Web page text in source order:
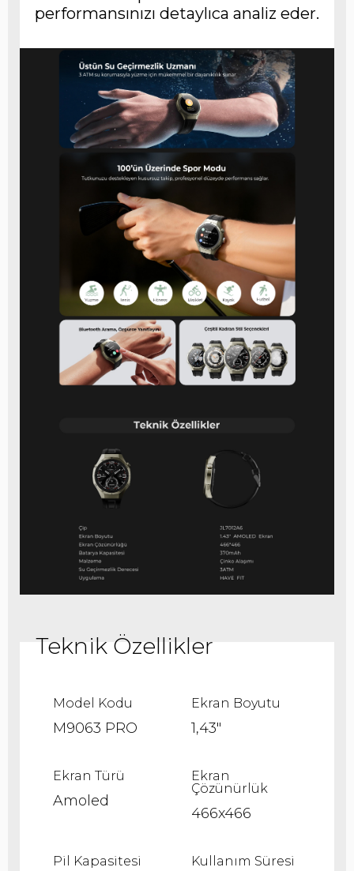
performansınızı detaylıca analiz eder.
Model Kodu
M9063 PRO
Ekran Boyutu
1,43"
Ekran Türü
Amoled
Ekran
Çözünürlük
466x466
Pil Kapasitesi Kullanım Süresi